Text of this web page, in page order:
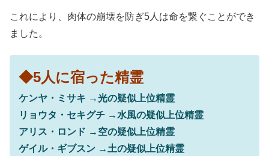
これにより、肉体の崩壊を防ぎ5人は命を繋ぐことができ
ました。
◆5人に宿った精霊
ケンヤ・ミサキ →光の疑似上位精霊
リョウタ・セキグチ →水風の疑似上位精霊
アリス・ロンド →空の疑似上位精霊
ゲイル・ギブスン →土の疑似上位精霊